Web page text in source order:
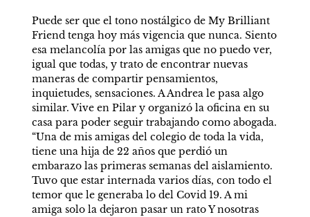
Puede ser que el tono nostálgico de My Brilliant
Friend tenga hoy más vigencia que nunca. Siento
esa melancolía por las amigas que no puedo ver,
igual que todas, y trato de encontrar nuevas
maneras de compartir pensamientos,
inquietudes, sensaciones. A Andrea le pasa algo
similar. Vive en Pilar y organizó la oficina en su
casa para poder seguir trabajando como abogada.
“Una de mis amigas del colegio de toda la vida,
tiene una hija de 22 años que perdió un
embarazo las primeras semanas del aislamiento.
Tuvo que estar internada varios días, con todo el
temor que le generaba lo del Covid 19. A mi
amiga solo la dejaron pasar un rato Y nosotras